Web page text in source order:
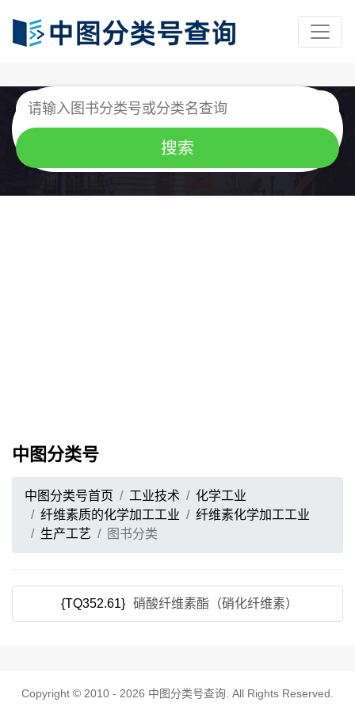
中图分类号
中图分类号首页 工业技术
化学工业
纤维素质的化学加工工业
纤维素化学加工工业
生产工艺
图书分类
{TQ352.61} 硝酸纤维素酯（硝化纤维素）
Copyright © 2010 - 2026 中图分类号查询 . All Rights Reserved.